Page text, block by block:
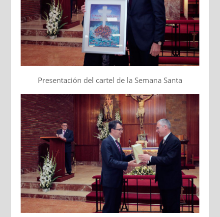
Presentación del cartel de la Semana Santa